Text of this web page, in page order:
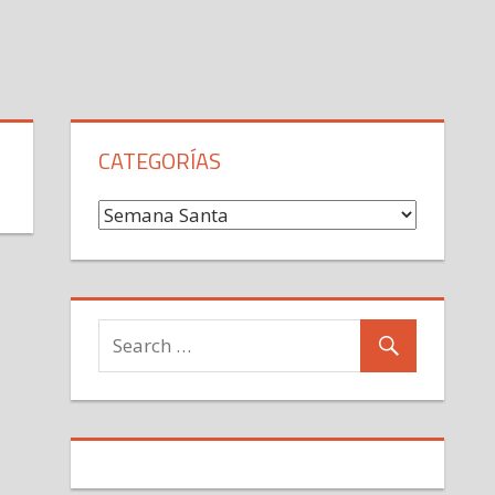
CATEGORÍAS
Categorías